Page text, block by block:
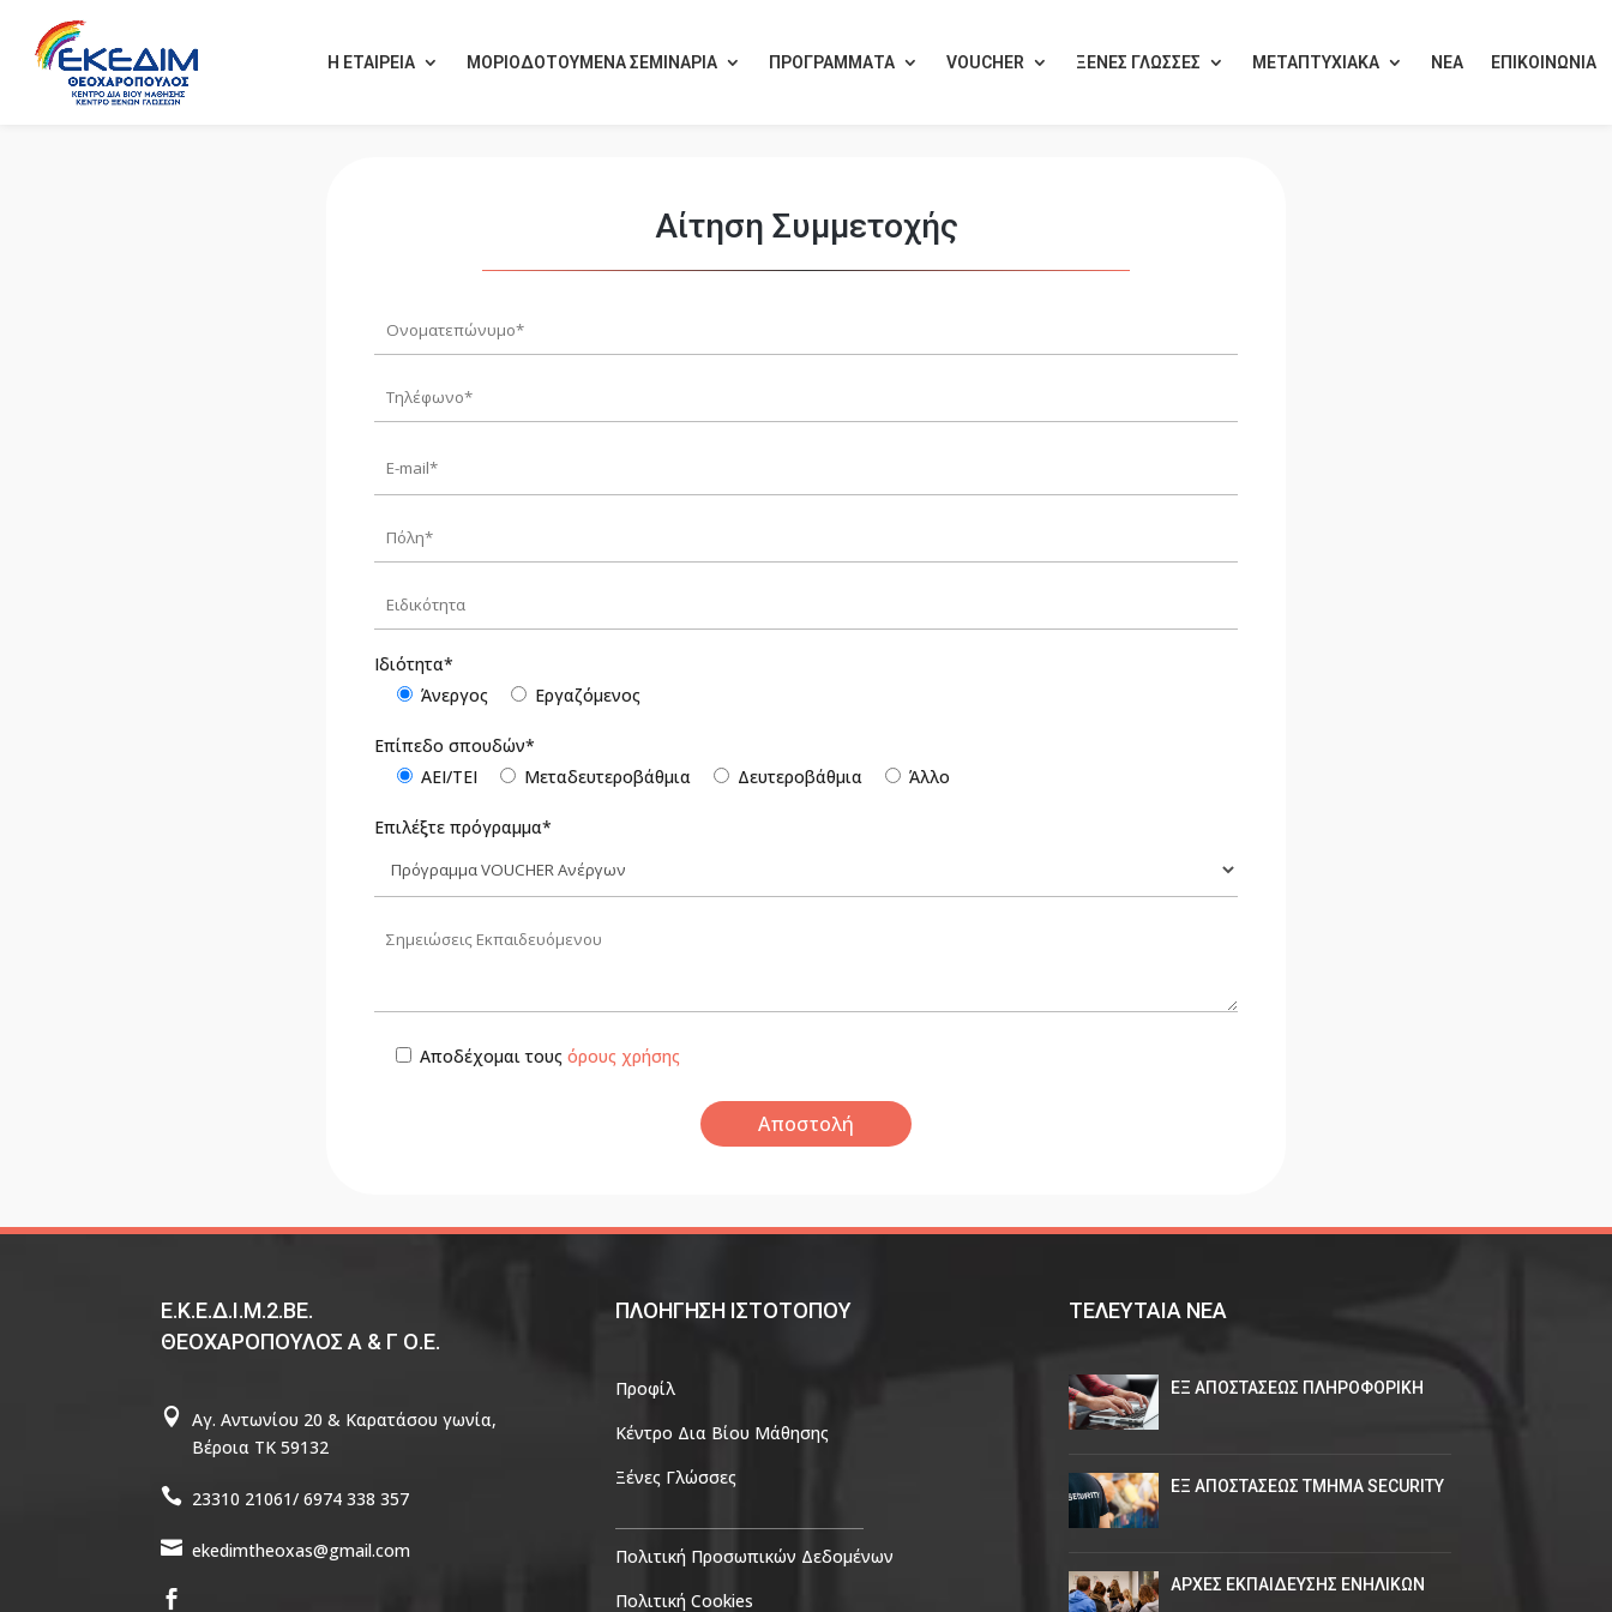
Η ΕΤΑΙΡΕΙΑ ΜΟΡΙΟΔΟΤΟΥΜΕΝΑ ΣΕΜΙΝΑΡΙΑ ΠΡΟΓΡΑΜΜΑΤΑ VOUCHER ΞΕΝΕΣ ΓΛΩΣΣΕΣ ΜΕΤΑΠΤΥΧΙΑΚΑ ΝΕΑ ΕΠΙΚΟΙΝΩΝΙΑ
Αίτηση Συμμετοχής
Ιδιότητα*
Άνεργος
Εργαζόμενος
Επίπεδο σπουδών*
ΑΕΙ/ΤΕΙ
Μεταδευτεροβάθμια Δευτεροβάθμια Άλλο
Επιλέξτε πρόγραμμα*
Αποδέχομαι τους όρους χρήσης
Ε.Κ.Ε.Δ.Ι.Μ.2.ΒΕ.
ΘΕΟΧΑΡΟΠΟΥΛΟΣ Α & Γ Ο.Ε.
 Αγ. Αντωνίου 20 & Καρατάσου γωνία,
Βέροια TΚ 59132
 23310 21061/ 6974 338 357
 ekedimtheoxas@gmail.com

ΠΛΟΗΓΗΣΗ ΙΣΤΟΤΟΠΟΥ
Προφίλ
Κέντρο Δια Βίου Μάθησης
Ξένες Γλώσσες
Πολιτική Προσωπικών Δεδομένων
Πολιτική Cookies
ΤΕΛΕΥΤΑΙΑ ΝΕΑ
ΕΞ ΑΠΟΣΤΑΣΕΩΣ ΠΛΗΡΟΦΟΡΙΚΗ
ΕΞ ΑΠΟΣΤΑΣΕΩΣ ΤΜΗΜΑ SECURITY
ΑΡΧΕΣ ΕΚΠΑΙΔΕΥΣΗΣ ΕΝΗΛΙΚΩΝ